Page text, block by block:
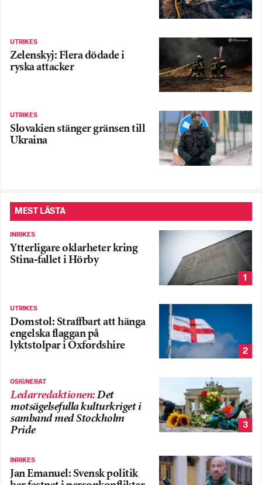
UTRIKES
Zelenskyj: Flera dödade i
ryska attacker
UTRIKES
Slovakien stänger gränsen till
Ukraina
MEST LÄSTA
INRIKES
Ytterligare oklarheter kring
Stina-fallet i Hörby
1
UTRIKES
Domstol: Straffbart att hänga
engelska flaggan på
lyktstolpar i Oxfordshire
2
OSIGNERAT
Ledarredaktionen:Det
motsägelsefulla kulturkriget i
samband med Stockholm
Pride
3
INRIKES
Jan Emanuel: Svensk politik